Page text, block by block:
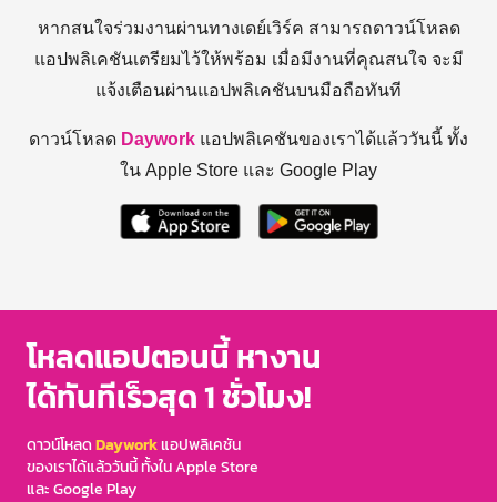
หากสนใจร่วมงานผ่านทางเดย์เวิร์ค สามารถดาวน์โหลด
แอปพลิเคชันเตรียมไว้ให้พร้อม เมื่อมีงานที่คุณสนใจ จะมี
แจ้งเตือนผ่านแอปพลิเคชันบนมือถือทันที
ดาวน์โหลด Daywork แอปพลิเคชันของเราได้แล้ววันนี้ ทั้ง
ใน Apple Store และ Google Play
โหลดแอปตอนนี้ หางาน
ได้ทันทีเร็วสุด 1 ชั่วโมง!
ดาวน์โหลดDayworkแอปพลิเคชัน
ของเราได้แล้ววันนี้ ทั้งใน Apple Store
และ Google Play